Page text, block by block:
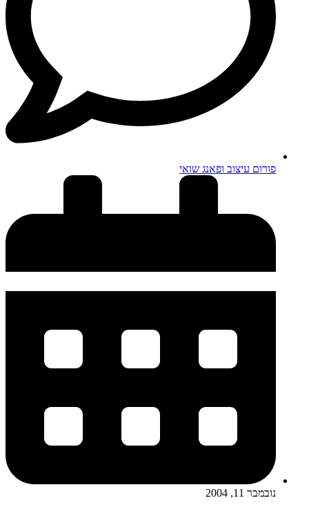
פורום עיצוב ופאנג שואי
נובמבר 11, 2004